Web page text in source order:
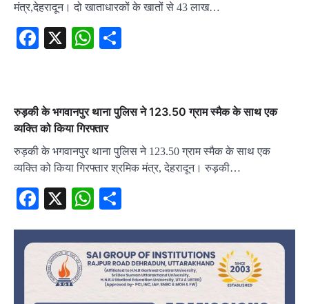
मंत्र,देहरादून। दो खाताधारकों के खातों से 43 लाख…
Facebook
X WhatsApp
रुड़की के भगवानपुर थाना पुलिस ने 123.50 ग्राम स्मैक के साथ एक
व्यक्ति को किया गिरफ्तार
रुड़की के भगवानपुर थाना पुलिस ने 123.50 ग्राम स्मैक के साथ एक
व्यक्ति को किया गिरफ्तार श्रमिक मंत्र, देहरादून। रुड़की…
Facebook
X WhatsApp